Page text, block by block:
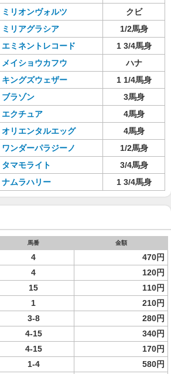
ミリオンヴォルツ
クビ
ミリアグラシア
1/2馬身
エミネントレコード
1 3/4馬身
メイショウカフウ
ハナ
キングズウェザー
1 1/4馬身
ブラゾン
3馬身
エクチュア
4馬身
オリエンタルエッグ
4馬身
ワンダーパラジーノ
1/2馬身
タマモライト
3/4馬身
ナムラハリー 1 3/4馬身
馬番 金額
4 470円
4
120円
15
110円
1
210円
3-8
280円
4-15 340円
4-15
170円
1-4
580円